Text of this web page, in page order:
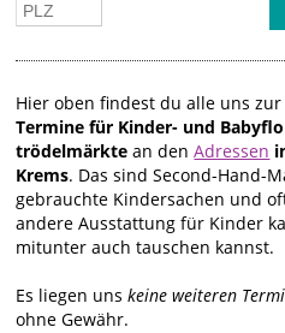
Hier oben findest du alle uns
Termine für Kinder- und
trödelmärkte an denAdressen
Krems. Das sind Second-Hand-
gebrauchte Kindersachen und
andere Ausstattung für Kinder
mitunter auch tauschen kannst.
Es liegen unskeine weiteren
ohne Gewähr.